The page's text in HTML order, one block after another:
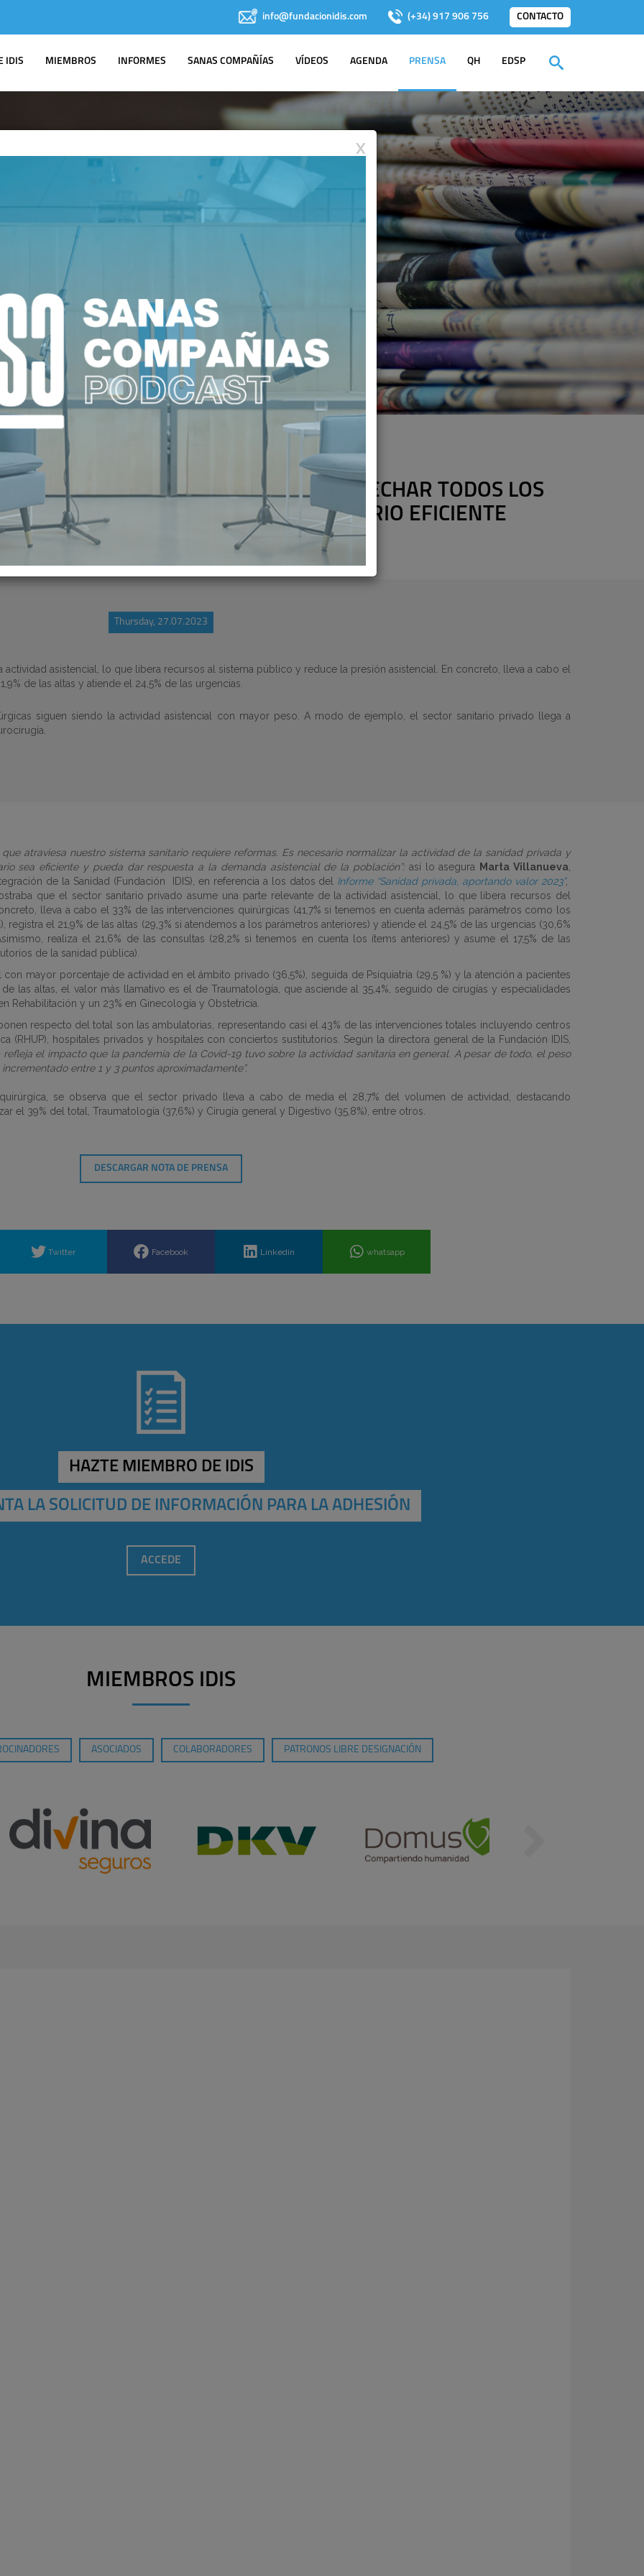
info@fundacionidis.com (+34) 917 906 756 CONTACTO
IDIS MIEMBROS INFORMES SANAS COMPAÑÍAS VÍDEOS AGENDA PRENSA QH EDSP
NOTAS DE PRENSA
DE LA SANIDAD PRIVADA Y APROVECHAR TODOS LOS
PARA CONSEGUIR UN SISTEMA SANITARIO EFICIENTE
Thursday, 27.07.2023
actividad asistencial, lo que libera recursos al sistema público y reduce la presión asistencial. En concreto, lleva a cabo el
de las altas y atiende el 24,5% de las urgencias.
siguen siendo la actividad asistencial con mayor peso. A modo de ejemplo, el sector sanitario privado llega a
que atraviesa nuestro sistema sanitario requiere reformas. Es necesario normalizar la actividad de la sanidad privada y
sea eficiente y pueda dar respuesta a la demanda asistencial de la población”:así lo asegura Marta Villanueva
de la Sanidad (Fundación
IDIS), en referencia a los datos del Informe “Sanidad privada, aportando valor 2023”,
que el sector sanitario privado asume una parte relevante de la actividad asistencial, lo que libera recursos del
lleva a cabo el 33% de las intervenciones quirúrgicas (41,7% si tenemos en cuenta además parámetros como los
el 21,9% de las altas (29,3% si atendemos a los parámetros anteriores) y atiende el 24,5% de las urgencias (30,6%
realiza el 21,6% de las consultas (28,2% si tenemos en cuenta los ítems anteriores) y asume el 17,5% de las
de la sanidad pública).
mayor porcentaje de actividad en el ámbito privado (36,5%), seguida de Psiquiatría (29,5 %) y la atención a pacientes
de las altas, el valor más llamativo es el de Traumatología, que asciende al 35,4%, seguido de cirugías y especialidades
Rehabilitación y un 23% en Ginecología y Obstetricia
respecto del total son las ambulatorias, representando casi el 43% de las intervenciones totales incluyendo centros
(RHUP), hospitales privados y hospitales con conciertos sustitutorios. Según la directora general de la Fundación IDIS,
el impacto que la pandemia de la Covid-19 tuvo sobre la actividad sanitaria en general. A pesar de todo, el peso
entre 1 y 3 puntos aproximadamente”.
se observa que el sector privado lleva a cabo de media el 28,7% del volumen de actividad, destacando
el 39% del total, Traumatología (37,6%) y Cirugía general y Digestivo (35,8%), entre otros.
DESCARGAR NOTA DE PRENSA
Twitter Facebook Linkedin whatsapp
HAZTE MIEMBRO DE IDIS
LA SOLICITUD DE INFORMACIÓN PARA LA ADHESIÓN
ACCEDE
MIEMBROS IDIS
ASOCIADOS COLABORADORES PATRONOS LIBRE DESIGNACIÓN
X